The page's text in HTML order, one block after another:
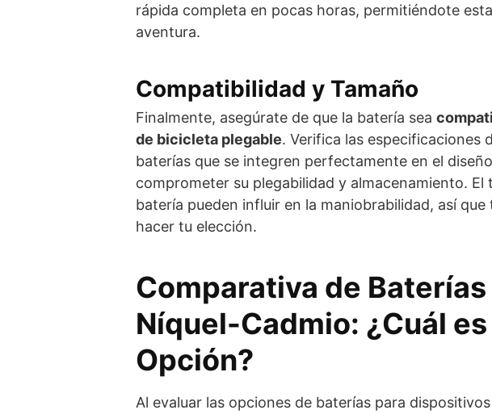
rápida completa en pocas horas, permitiéndote
aventura.
Compatibilidad y Tamaño
Finalmente, asegúrate de que la batería sea
de bicicleta plegable. Verifica las especificaciones
baterías que se integren perfectamente en el
comprometer su plegabilidad y almacenamiento. El
batería pueden influir en la maniobrabilidad, así
hacer tu elección.
Comparativa de
Níquel-Cadmio: ¿Cuál
Opción?
Al evaluar las opciones de baterías para